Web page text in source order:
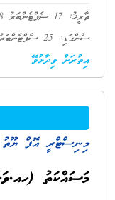
ތާރީޚު: 17 ސެޕްޓެންބަރު 2018
ސުންގަޑި: 25 ސެޕްޓެންބަރު 2018 13:00
އިތުރަށް ވިދާޅުވޭ
މިނިސްޓްރީ އޮފް
މަސައްކަތު